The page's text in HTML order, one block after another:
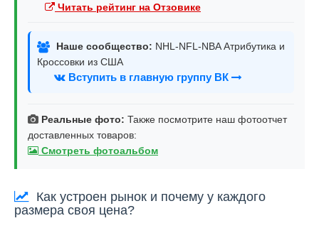
Читать рейтинг на Отзовике
Наше сообщество: NHL-NFL-NBA Атрибутика и
Кроссовки из США
Вступить в главную группу ВК
Реальные фото: Также посмотрите наш фотоотчет
доставленных товаров:
Смотреть фотоальбом
Как устроен рынок и почему у каждого
размера своя цена?